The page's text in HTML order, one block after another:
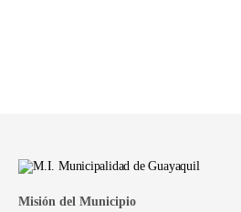
Misión del Municipio